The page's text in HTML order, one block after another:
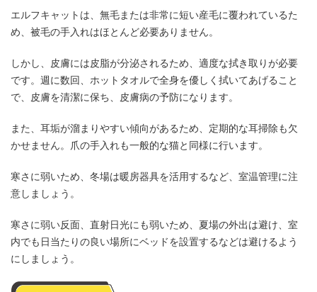
エルフキャットは、無毛または非常に短い産毛に覆われているた
め、被毛の手入れはほとんど必要ありません。
しかし、皮膚には皮脂が分泌されるため、適度な拭き取りが必要
です。週に数回、ホットタオルで全身を優しく拭いてあげること
で、皮膚を清潔に保ち、皮膚病の予防になります。
また、耳垢が溜まりやすい傾向があるため、定期的な耳掃除も欠
かせません。爪の手入れも一般的な猫と同様に行います。
寒さに弱いため、冬場は暖房器具を活用するなど、室温管理に注
意しましょう。
寒さに弱い反面、直射日光にも弱いため、夏場の外出は避け、室
内でも日当たりの良い場所にベッドを設置するなどは避けるよう
にしましょう。